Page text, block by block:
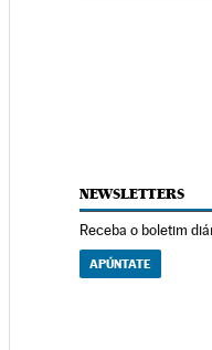
NEWSLETTERS
Receba o boletim
APÚNTATE